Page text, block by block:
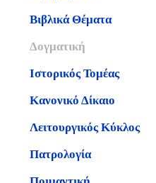
Βιβλικά Θέματα
Δογματική
Ιστορικός Τομέας
Κανονικό Δίκαιο
Λειτουργικός Κύκλος
Πατρολογία